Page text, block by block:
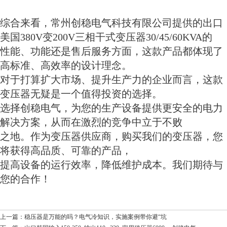
综合来看，常州创稳电气科技有限公司提供的出口
美国380V变200V三相干式变压器30/45/60KVA的
性能、功能还是售后服务方面，这款产品都体现了
高标准、高效率的设计理念。
对于打算扩大市场、提升生产力的企业而言，这款
变压器无疑是一个值得投资的选择。
选择创稳电气，为您的生产设备提供更安全的电力
解决方案，从而在激烈的竞争中立于不败
之地。作为变压器供应商，购买我们的变压器，您
将获得高品质、可靠的产品，
提高设备的运行效率，降低维护成本。我们期待与
您的合作！
上一篇：稳压器是万能的吗？电气冷知识，实施案例带你避“坑